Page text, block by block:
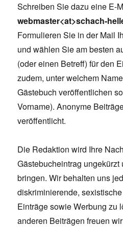
Schreiben Sie dazu eine E-
webmaster<at>schach-
Formulieren Sie in der Mail
und wählen Sie am besten
(oder einen Betreff) für den
zudem, unter welchem
Gästebuch veröffentlichen
Vorname). Anonyme
veröffentlicht.
Die Redaktion wird Ihre
Gästebucheintrag ungekürzt
bringen. Wir behalten uns
diskriminierende,
Einträge sowie Werbung zu
anderen Beiträgen freuen